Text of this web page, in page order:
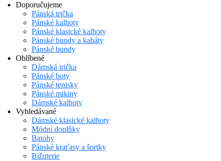
Doporučujeme
Pánská trička
Pánské kalhoty
Pánské klasické kalhoty
Pánské bundy a kabáty
Pánské bundy
Oblíbené
Dámská trička
Pánské boty
Pánské tenisky
Pánské mikiny
Dámské kalhoty
Vyhledávané
Dámské klasické kalhoty
Módní doplňky
Batohy
Pánské kraťasy a šortky
Bižuterie